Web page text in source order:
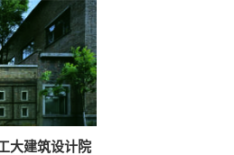
大建筑设计院